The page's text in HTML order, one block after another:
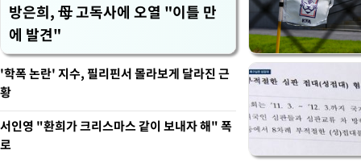
방은희, 母 고독사에 오열 "이틀 만
에 발견"
'학폭 논란' 지수, 필리핀서 몰라보게 달라진 근
황
서인영 "환희가 크리스마스 같이 보내자 해" 폭
로